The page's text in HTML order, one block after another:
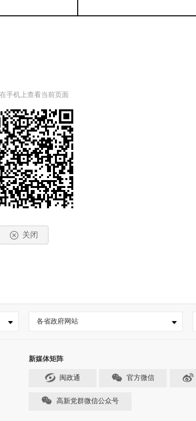
手机上查看当前页面
关闭
各省政府网站
新媒体矩阵
闽政通 官方微信
高新党群微信公众号